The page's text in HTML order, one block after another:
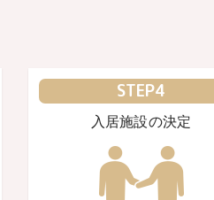
STEP4
入居施設の決定